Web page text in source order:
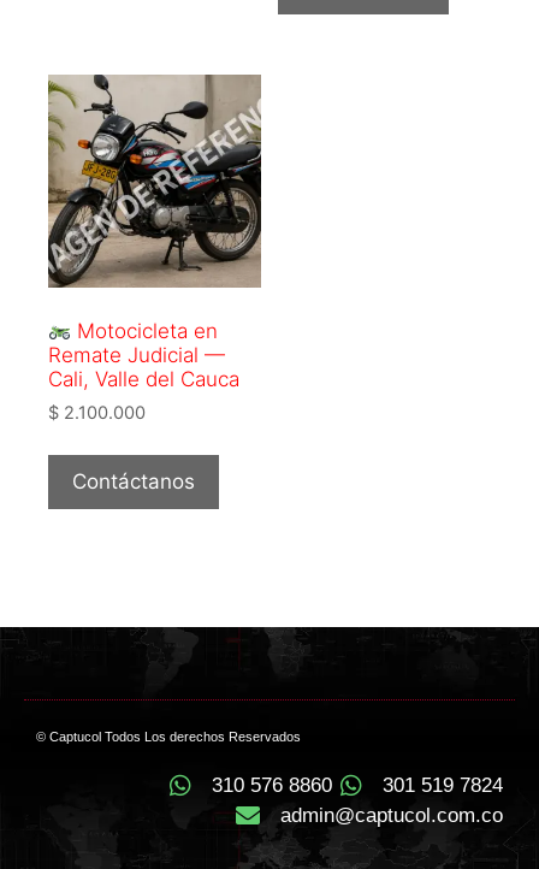
Motocicleta en
Remate Judicial —
Cali, Valle del Cauca
$ 2.100.000
Contáctanos
© Captucol Todos Los derechos Reservados
310 576 8860
301 519 7824
admin@captucol.com.co